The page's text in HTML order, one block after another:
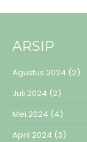
ARSIP
Agustus 2024 (2)
Juli 2024 (2)
Mei 2024 (4)
April 2024 (3)